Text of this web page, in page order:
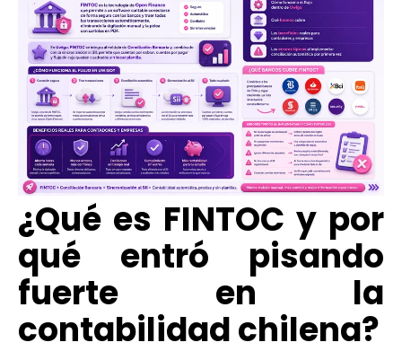
¿Qué es FINTOC y por
qué entró pisando
fuerte en la
contabilidad chilena?